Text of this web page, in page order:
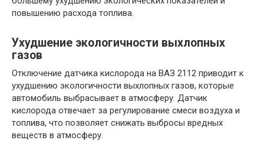
повышению расхода топлива.
Ухудшение экологичности выхлопных
газов
Отключение датчика кислорода на ВАЗ 2112 приводит к
ухудшению экологичности выхлопных газов, которые
автомобиль выбрасывает в атмосферу. Датчик
кислорода отвечает за регулирование смеси воздуха и
топлива, что позволяет снижать выбросы вредных
веществ в атмосферу.